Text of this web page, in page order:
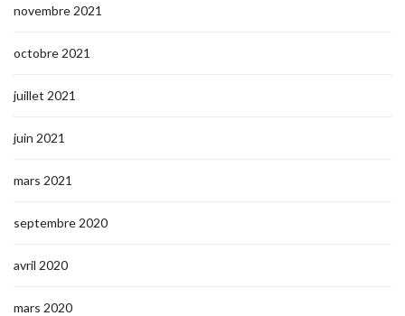
novembre 2021
octobre 2021
juillet 2021
juin 2021
mars 2021
septembre 2020
avril 2020
mars 2020